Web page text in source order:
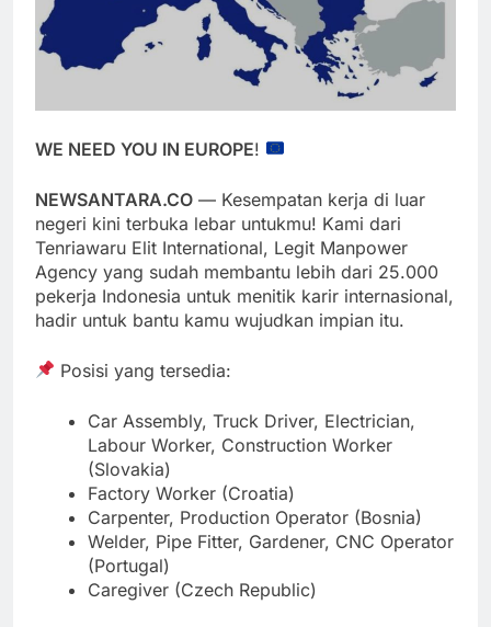
WE NEED YOU IN EUROPE!
NEWSANTARA.CO — Kesempatan kerja di luar
negeri kini terbuka lebar untukmu! Kami dari
Tenriawaru Elit International, Legit Manpower
Agency yang sudah membantu lebih dari 25.000
pekerja Indonesia untuk menitik karir internasional,
hadir untuk bantu kamu wujudkan impian itu.
Posisi yang tersedia:
Car Assembly, Truck Driver, Electrician,
Labour Worker, Construction Worker
(Slovakia)
Factory Worker (Croatia)
Carpenter, Production Operator (Bosnia)
Welder, Pipe Fitter, Gardener, CNC Operator
(Portugal)
Caregiver (Czech Republic)